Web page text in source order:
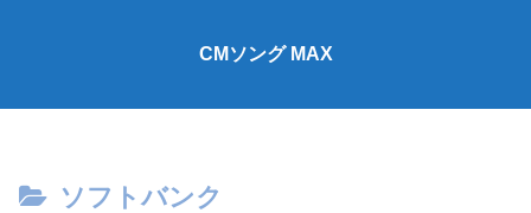
CMソング MAX
ソフトバンク